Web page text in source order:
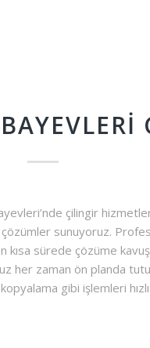
çilingir
çözümler sunuyoruz.
kısa sürede çözüme
her zaman ön planda
gibi işlemleri